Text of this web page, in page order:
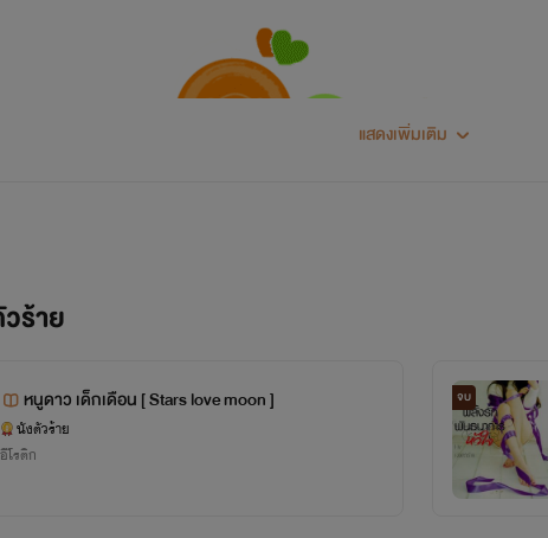
แสดงเพิ่มเติม
ร้าย
หนูดาว เด็กเดือน [ Stars love moon ]
นังตัวร้าย
อีโรติก
จบ